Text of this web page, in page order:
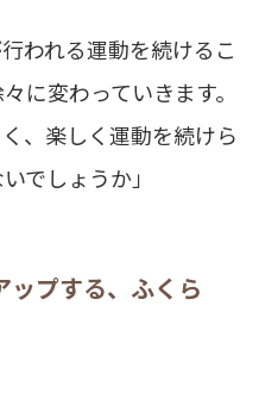
われる運動を続けるこ
に変わっていきます。
、楽しく運動を続けら
でしょうか」
ップする、ふくら